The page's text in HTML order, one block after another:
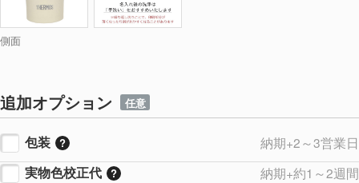
側面
追加オプション 任意
包装
納期+2～3営業日
実物色校正代
納期+約1～2週間